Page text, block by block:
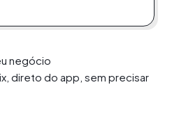
negócio
direto do app, sem precisar